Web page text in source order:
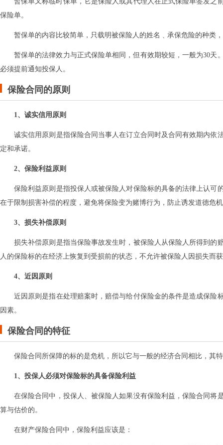
保险单‌。
暂保单的内容比较简单‌，‌只载明被保险人的姓名﹑承保危险的种类‌
暂保单的法律效力与正式保险单相同‌，‌但有效期较短‌，‌一般为30
必须提前通知投保人‌。
保险合同的原则
1、诚实信用原则
诚实信用原则是指保险合同当事人在订立合同时及合同有效期内
定和承诺。
2、保险利益原则
保险利益原则是指投保人或被保险人对保险标的具备的法律上认
在于限制损害补偿的程度，避免将保险变为赌博行为，防止诱发道德危
3、损失补偿原则
损失补偿原则是指当保险事故发生时，被保险人从保险人所得到
人的保险标的在经济上恢复到受损前的状态，不允许被保险人因损失而
4、近因原则
近因原则是指在处理赔案时，赔偿与给付保险金的条件是造成保
因素。
保险合同的特征
保险合同所保障的标的是危机，所以它与一般的经济合同相比，其
1、投保人必须对保险标的具备保险利益
在保险合同中，投保人、被保险人如果没有保险利益，保险合同
算与估价的。
在财产保险合同中，保险利益应该是：